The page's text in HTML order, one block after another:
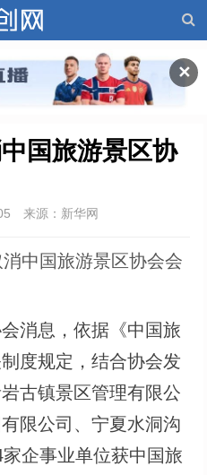
✕
国旅游景区协
来源：新华网
中国旅游景区协会会
息，依据《中国旅
度规定，结合协会发
古镇景区管理有限公
限公司、宁夏水洞沟
企事业单位获中国旅